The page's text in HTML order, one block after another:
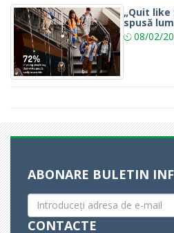
„Quit like
spusă
08/02/
ABONARE BULETIN
CONTACTE